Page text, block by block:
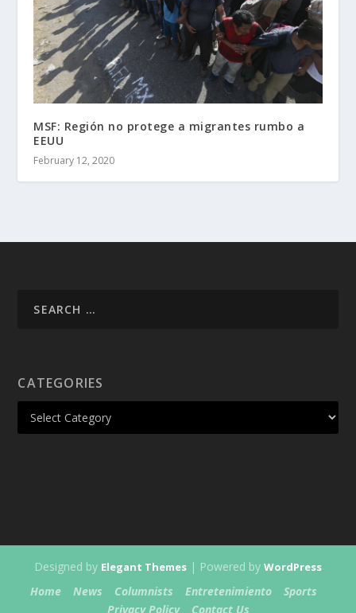
MSF: Región no protege a migrantes rumbo a
EEUU
February 12, 2020
CATEGORIES
Designed by Elegant Themes | Powered by WordPress
Home News Columnists Entretenimiento
Sports
Privacy Policy
Contact Us